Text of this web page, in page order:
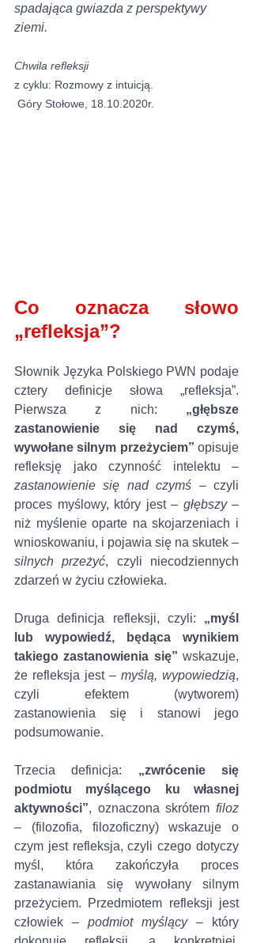
spadająca gwiazda z perspektywy
ziemi.
Chwila refleksji
z cyklu: Rozmowy z intuicją.
Góry Stołowe, 18.10.2020r.
Co oznacza słowo
„refleksja”?
Słownik Języka Polskiego PWN podaje
cztery definicje słowa „refleksja”.
Pierwsza z nich: „głębsze
zastanowienie się nad czymś,
wywołane silnym przeżyciem” opisuje
zastanowienie się nad czymś – czyli
proces myślowy, który jest – głębszy –
niż myślenie oparte na skojarzeniach i
silnych przeżyć, czyli niecodziennych
zdarzeń w życiu człowieka.
Druga definicja refleksji, czyli: „myśl
lub wypowiedź, będąca wynikiem
takiego zastanowienia się” wskazuje,
że refleksja jest – myślą, wypowiedzią,
czyli efektem (wytworem)
zastanowienia się i stanowi jego
podsumowanie.
Trzecia definicja: „zwrócenie się
podmiotu myślącego ku własnej
aktywności”, oznaczona skrótem filoz
– (filozofia, filozoficzny) wskazuje o
czym jest refleksja, czyli czego dotyczy
myśl, która zakończyła proces
zastanawiania się wywołany silnym
przeżyciem. Przedmiotem refleksji jest
człowiek – podmiot myślący – który